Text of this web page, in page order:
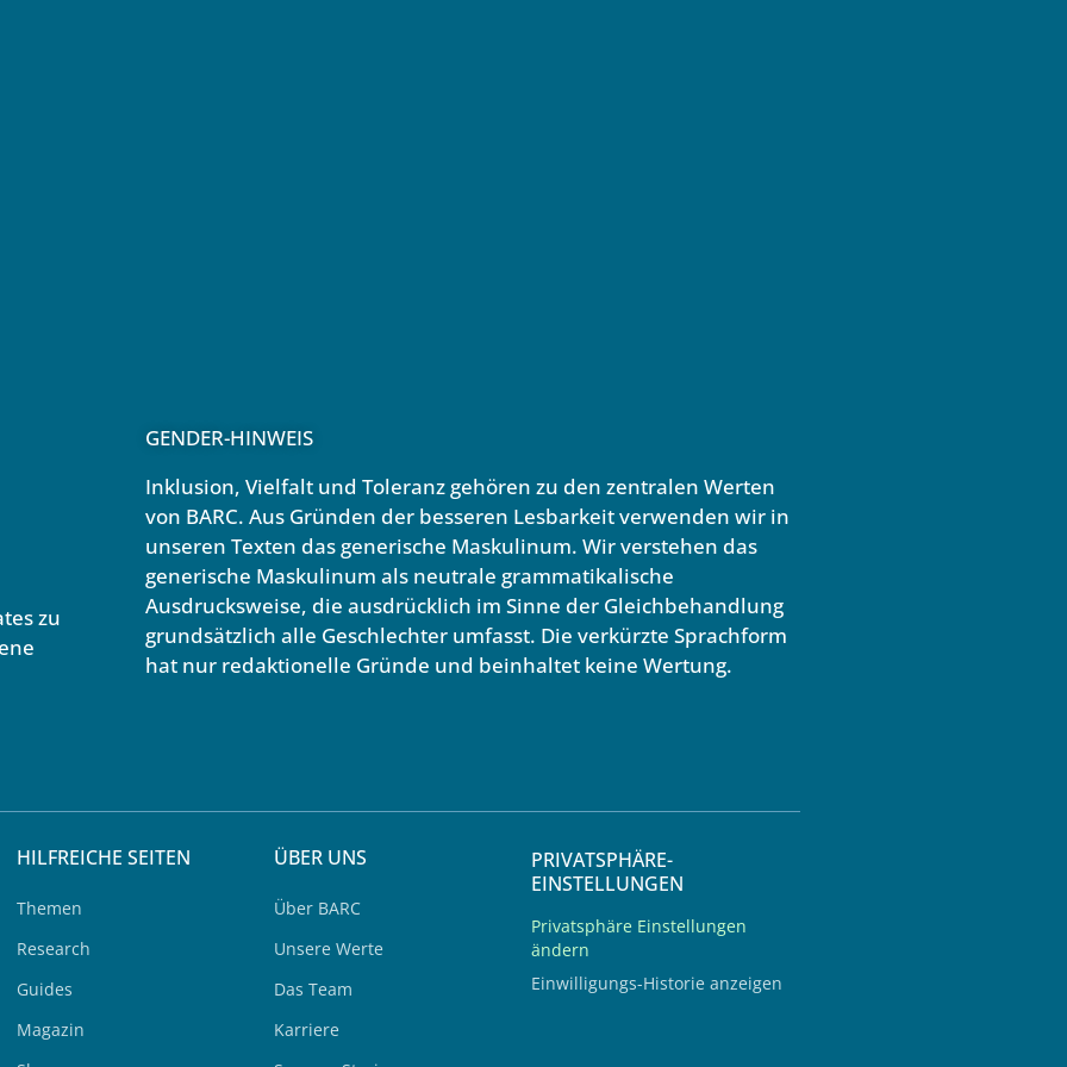
zu
GENDER-HINWEIS
Inklusion, Vielfalt und Toleranz gehören zu den zentralen Werten
von BARC. Aus Gründen der besseren Lesbarkeit verwenden wir in
unseren Texten das generische Maskulinum. Wir verstehen das
generische Maskulinum als neutrale grammatikalische
Ausdrucksweise, die ausdrücklich im Sinne der Gleichbehandlung
grundsätzlich alle Geschlechter umfasst. Die verkürzte Sprachform
hat nur redaktionelle Gründe und beinhaltet keine Wertung.
HILFREICHE SEITEN
Themen
Research
Guides
Magazin
ÜBER UNS
Über BARC
Unsere Werte
Das Team
Karriere
PRIVATSPHÄRE-
EINSTELLUNGEN
Privatsphäre Einstellungen
ändern
Einwilligungs-Historie anzeigen